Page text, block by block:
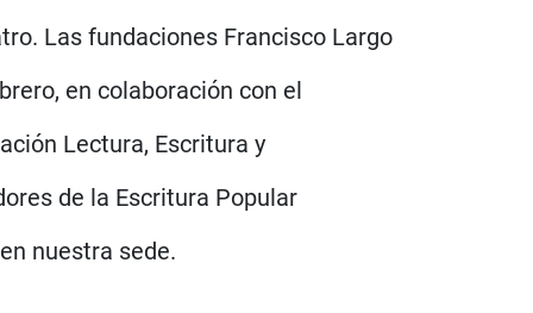
Las fundaciones Francisco Largo
en colaboración con el
Lectura, Escritura y
de la Escritura Popular
nuestra sede.